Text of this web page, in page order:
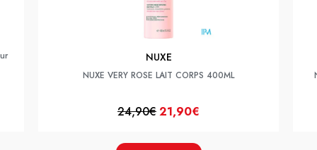
NUXE
NUXE VERY ROSE LAIT CORPS 400ML
24,90€21,90€